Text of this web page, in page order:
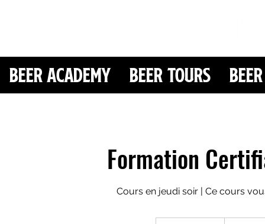
Beer Academy Beer Tours
Formation
Cours en jeudi soir | Ce cours